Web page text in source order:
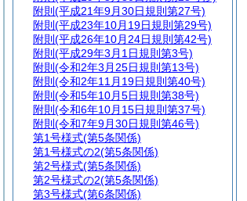
附則 (平成21年9月30日規則第27号)
附則 (平成23年10月19日規則第29号)
附則 (平成26年10月24日規則第42号)
附則 (平成29年3月1日規則第3号)
附則 (令和2年3月25日規則第13号)
附則 (令和2年11月19日規則第40号)
附則 (令和5年10月5日規則第38号)
附則 (令和6年10月15日規則第37号)
附則 (令和7年9月30日規則第46号)
第1号様式(第5条関係)
第1号様式の2(第5条関係)
第2号様式(第5条関係)
第2号様式の2(第5条関係)
第3号様式(第6条関係)